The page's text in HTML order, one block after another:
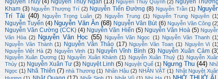
Nguyễn Thủy (4) Nguyễn Thúy Ngân (13) Nguyễn Thuý Quỳnh (2) Nguyễn
Kham (3) Nguyễn Thượng Trí (2) Nguyễn Tiến Đường (8) Nguyễn Trần (1)
Trí Tài (40) Nguyễn Trọng Luân (2) Nguyễn Trung (1) Nguyễn Trung Nguyên
Nguyễn Tuyển (4) Nguyễn Văn Ân (68) Nguyễn Văn Bút (6) Nguyễn Văn Công
Nguyễn Văn Cường (CCK) (4) Nguyễn Văn Hiến (5) Nguyễn Văn Hoà (5)
Văn Hòa (2) Nguyễn Văn Học (55) Nguyễn Văn Ngọc (1) Nguyễn Văn Thanh
Nguyễn Văn Thành (1) Nguyễn Văn Thảo (17) Nguyễn Văn Toan (1) Nguyên Vi
Nguyễn Việt Hà (2) Nguyễn Vinh (1) Nguyễn Vĩnh Bình (3) Nguyễn Xuân Cảm
Nguyễn Xuân Dương (1) Nguyễn Xuân Khánh (1) Nguyễn Xuân Thuỷ (1) Nguyễn
Thủy (1) Nguyễn Xuân Tư (3) Nguyệt Linh (5) Nguyệt Quế (1) Ngưng Thu (44)
Ngọc (1) Nhã Thiên (7) nhà Thương (1) Nhân Hậu (2) NHÂN VẬT (1) Nhật Nguyệt